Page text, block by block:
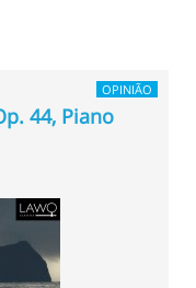
OPINIÃO
44, Piano